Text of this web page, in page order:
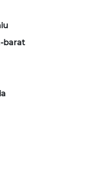
barat